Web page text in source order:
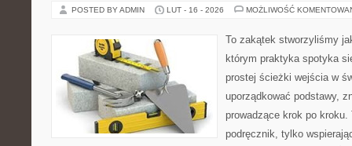
POSTED BY ADMIN LUT - 16 - 2026 MOŻLIWOŚĆ
To zakątek stworzyliśmy
którym praktyka spotyka
prostej ścieżki wejścia w
uporządkować podstawy,
prowadzące krok po
podręcznik, tylko